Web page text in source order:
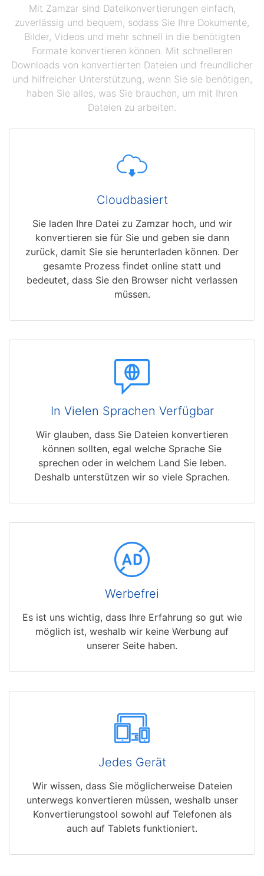
Mit Zamzar sind Dateikonvertierungen einfach,
zuverlässig und bequem, sodass Sie Ihre Dokumente,
Bilder, Videos und mehr schnell in die benötigten
Formate konvertieren können. Mit schnelleren
Downloads von konvertierten Dateien und freundlicher
und hilfreicher Unterstützung, wenn Sie sie benötigen,
haben Sie alles, was Sie brauchen, um mit Ihren
Dateien zu arbeiten.
Cloudbasiert
Sie laden Ihre Datei zu Zamzar hoch, und wir
konvertieren sie für Sie und geben sie dann
zurück, damit Sie sie herunterladen können. Der
gesamte Prozess findet online statt und
bedeutet, dass Sie den Browser nicht verlassen
müssen.
In Vielen Sprachen Verfügbar
Wir glauben, dass Sie Dateien konvertieren
können sollten, egal welche Sprache Sie
sprechen oder in welchem Land Sie leben.
Deshalb unterstützen wir so viele Sprachen.
Werbefrei
Es ist uns wichtig, dass Ihre Erfahrung so gut wie
möglich ist, weshalb wir keine Werbung auf
unserer Seite haben.
Jedes Gerät
Wir wissen, dass Sie möglicherweise Dateien
unterwegs konvertieren müssen, weshalb unser
Konvertierungstool sowohl auf Telefonen als
auch auf Tablets funktioniert.